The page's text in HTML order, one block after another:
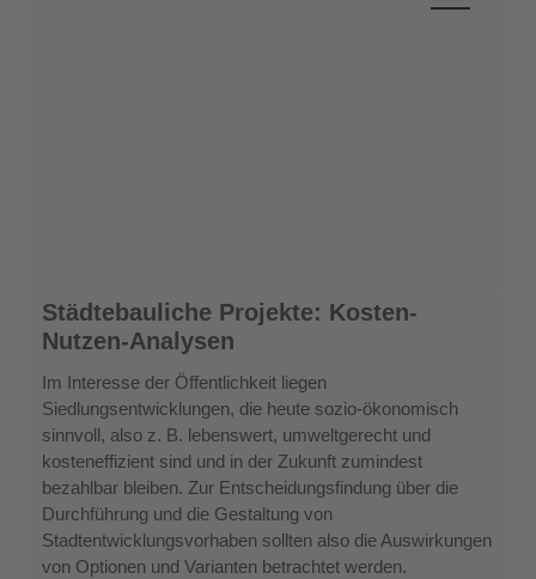
Städtebauliche
Projekte:
Kosten-
Nutzen-
Analysen
Städtebauliche Projekte: Kosten-
Nutzen-Analysen
Im Interesse der Öffentlichkeit liegen
Siedlungsentwicklungen, die heute sozio-ökonomisch
sinnvoll, also z. B. lebenswert, umweltgerecht und
kosteneffizient sind und in der Zukunft zumindest
bezahlbar bleiben. Zur Entscheidungsfindung über die
Durchführung und die Gestaltung von
Stadtentwicklungsvorhaben sollten also die Auswirkungen
von Optionen und Varianten betrachtet werden.